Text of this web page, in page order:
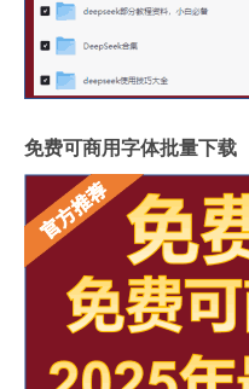
免费可商用字体批量下载